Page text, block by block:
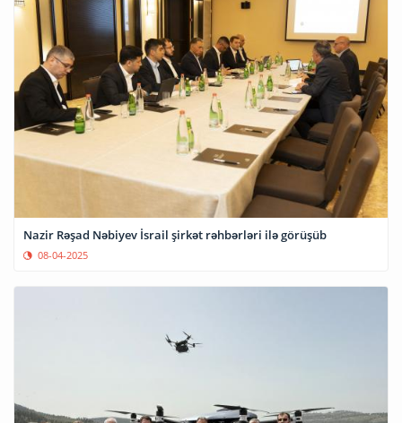
Nazir Rəşad Nəbiyev İsrail şirkət rəhbərləri ilə görüşüb
08-04-2025